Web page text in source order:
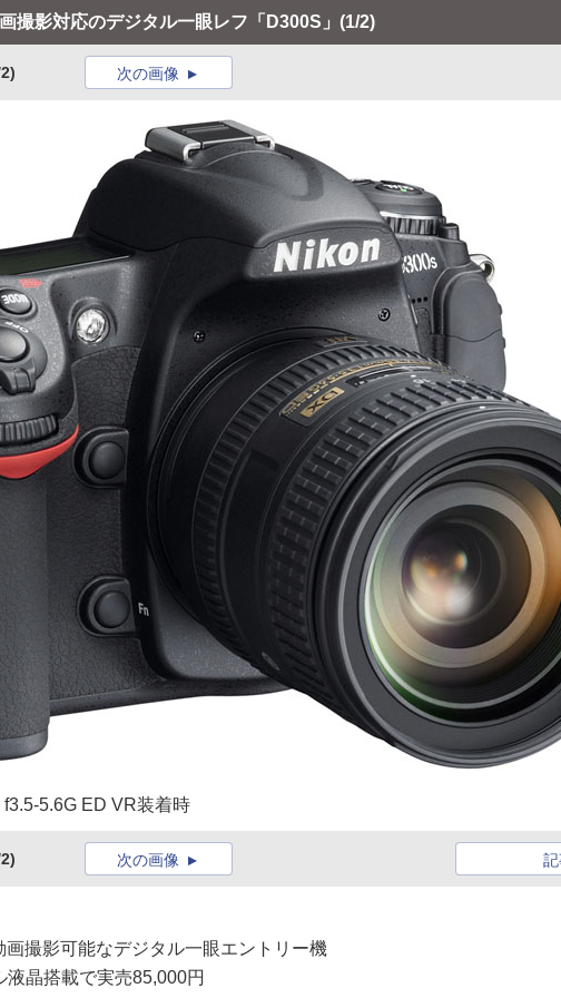
撮影対応のデジタル一眼レフ「D300S」 (1/2)
次の画像
5.6G ED VR装着時
次の画像
画撮影可能なデジタル一眼エントリー機
液晶搭載で実売85,000円